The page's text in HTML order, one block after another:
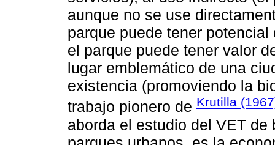
aunque no se use
parque puede tener
el parque puede tener valor
lugar emblemático de una
existencia (promoviendo la
trabajo pionero de Krutilla
aborda el estudio del VET